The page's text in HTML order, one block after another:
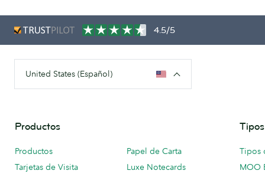
4.5/5
United States (Español)
Productos
Productos
Tarjetas de Visita
Papel de Carta
Luxe Notecards
Tipos
MOO